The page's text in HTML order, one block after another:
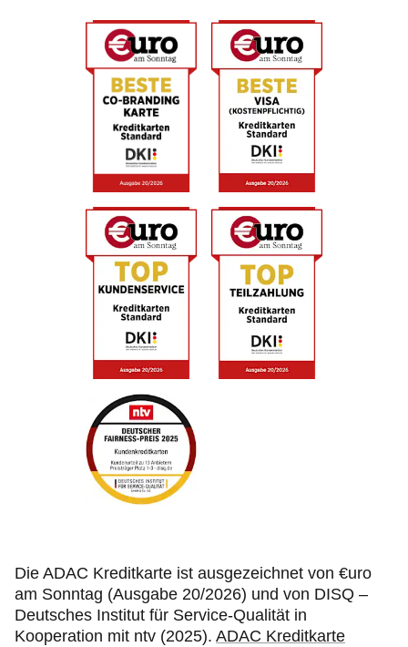
Die ADAC Kreditkarte ist ausgezeichnet von €uro
am Sonntag (Ausgabe 20/2026) und von DISQ –
Deutsches Institut für Service-Qualität in
Kooperation mit ntv (2025). ADAC Kreditkarte